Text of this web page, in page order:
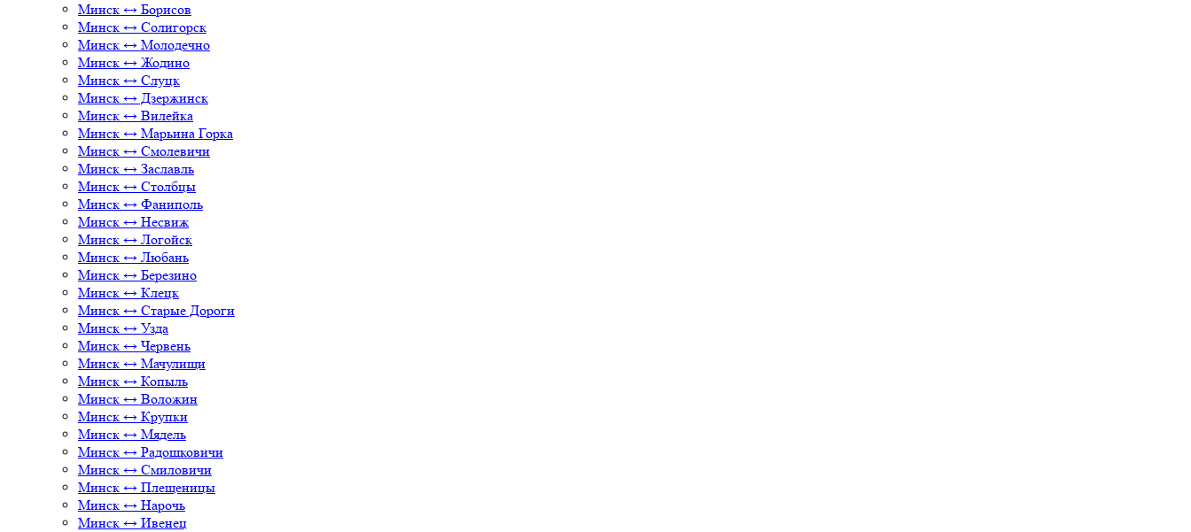
Минск ↔ Борисов
Минск ↔ Солигорск
Минск ↔ Молодечно
Минск ↔ Жодино
Минск ↔ Слуцк
Минск ↔ Дзержинск
Минск ↔ Вилейка
Минск ↔ Марьина Горка
Минск ↔ Смолевичи
Минск ↔ Заславль
Минск ↔ Столбцы
Минск ↔ Фаниполь
Минск ↔ Несвиж
Минск ↔ Логойск
Минск ↔ Любань
Минск ↔ Березино
Минск ↔ Клецк
Минск ↔ Старые Дороги
Минск ↔ Узда
Минск ↔ Червень
Минск ↔ Мачулищи
Минск ↔ Копыль
Минск ↔ Воложин
Минск ↔ Крупки
Минск ↔ Мядель
Минск ↔ Радошковичи
Минск ↔ Смиловичи
Минск ↔ Плещеницы
Минск ↔ Нарочь
Минск ↔ Ивенец